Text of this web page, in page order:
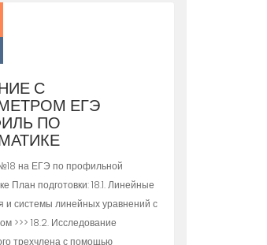
С
ЕГЭ
ПО
на ЕГЭ по профильной
План подготовки: 18.1. Линейные
и системы линейных уравнений с
>>> 18.2. Исследование
трехчлена с помощью